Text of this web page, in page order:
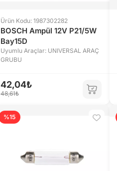
Ürün Kodu: 1987302282
BOSCH Ampül 12V P21/5W
Bay15D
Uyumlu Araçlar: UNIVERSAL ARAÇ
GRUBU
42,04₺
48,61₺
%15